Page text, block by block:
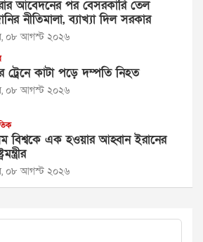
আবেদনের পর বেসরকারি তেল
নীতিমালা, ব্যাখ্যা দিল সরকার
০৮ আগস্ট ২০২৬
ট্রেনে কাটা পড়ে দম্পতি নিহত
০৮ আগস্ট ২০২৬
বিশ্বকে এক হওয়ার আহ্বান ইরানের
০৮ আগস্ট ২০২৬